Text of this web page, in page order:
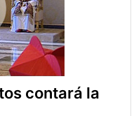
contará la